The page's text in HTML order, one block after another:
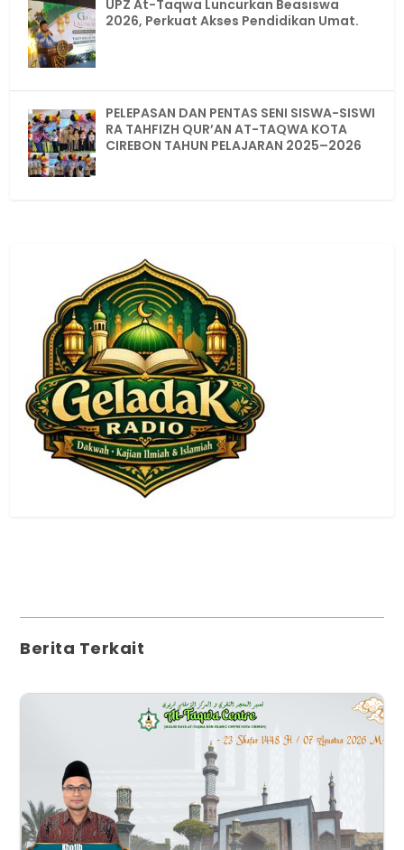
UPZ At-Taqwa Luncurkan Beasiswa
2026, Perkuat Akses Pendidikan Umat.
PELEPASAN DAN PENTAS SENI SISWA-SISWI
RA TAHFIZH QUR’AN AT-TAQWA KOTA
CIREBON TAHUN PELAJARAN 2025–2026
Berita Terkait